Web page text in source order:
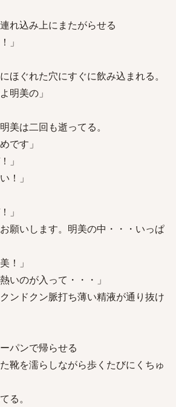
れ込み上にまたがらせる
」
ほぐれた穴にすぐに飲み込まれる。
明美の」
美は二回も逝ってる。
です」
」
！」
」
願いします。明美の中・・・いっぱ
！」
いのが入って・・・」
ンドクン脈打ち薄い精液が通り抜け
パンで帰らせる
靴を濡らしながら歩くたびにくちゅ
る。